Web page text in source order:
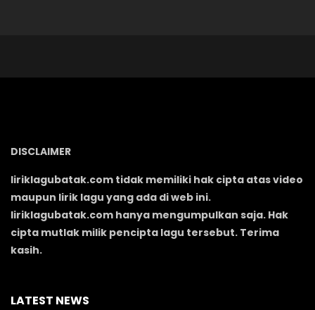
DISCLAIMER
liriklagubatak.com tidak memiliki hak cipta atas video
maupun lirik lagu yang ada di web ini.
liriklagubatak.com hanya mengumpulkan saja. Hak
cipta mutlak milik pencipta lagu tersebut. Terima
kasih.
LATEST NEWS